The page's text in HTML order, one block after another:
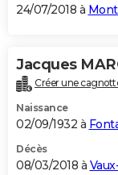
24/07/2018 à
Jacques
Créer une
Naissance
02/09/1932 à
Décès
08/03/2018 à